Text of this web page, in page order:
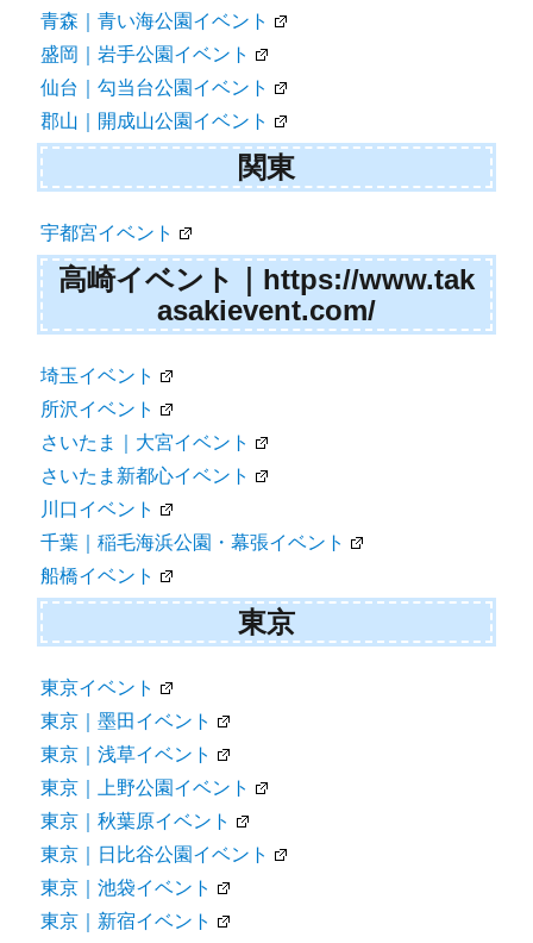
青森｜青い海公園イベント
盛岡｜岩手公園イベント
仙台｜勾当台公園イベント
郡山｜開成山公園イベント
関東
宇都宮イベント
高崎イベント｜https://www.tak
asakievent.com/
埼玉イベント
所沢イベント
さいたま｜大宮イベント
さいたま新都心イベント
川口イベント
千葉｜稲毛海浜公園・幕張イベント
船橋イベント
東京
東京イベント
東京｜墨田イベント
東京｜浅草イベント
東京｜上野公園イベント
東京｜秋葉原イベント
東京｜日比谷公園イベント
東京｜池袋イベント
東京｜新宿イベント